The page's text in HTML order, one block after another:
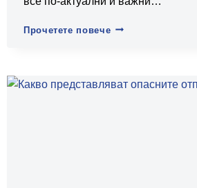
Прочетете повечеКак
за